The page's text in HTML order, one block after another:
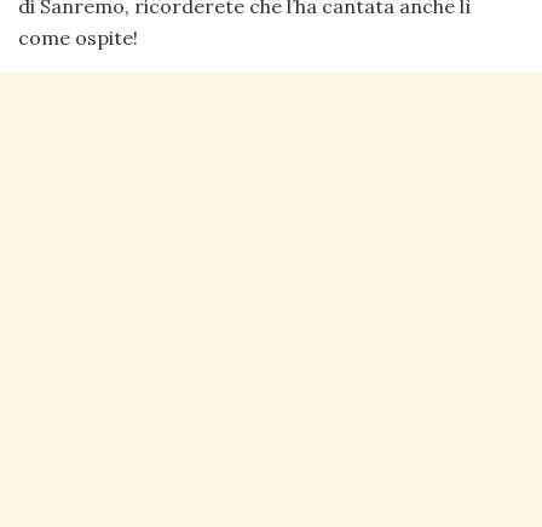
di Sanremo, ricorderete che l’ha cantata anche lì
come ospite!